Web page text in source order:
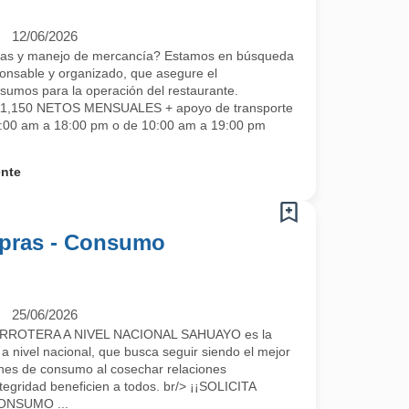
12/06/2026
y manejo de mercancía? Estamos en búsqueda
y organizado, que asegure el
para la operación del restaurante.
NETOS MENSUALES + apoyo de transporte
am a 18:00 pm o de 10:00 am a 19:00 pm
- Consumo
25/06/2026
A NIVEL NACIONAL SAHUAYO es la
nivel nacional, que busca seguir siendo el mejor
de consumo al cosechar relaciones
beneficien a todos. br/> ¡¡SOLICITA
...